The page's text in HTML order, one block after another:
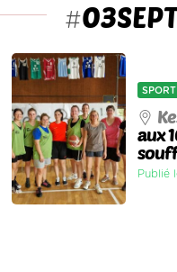
#
SPORT
aux
Publié